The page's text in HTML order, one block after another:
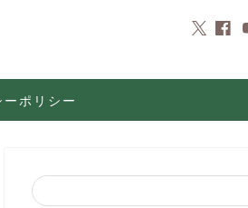
ポリシー